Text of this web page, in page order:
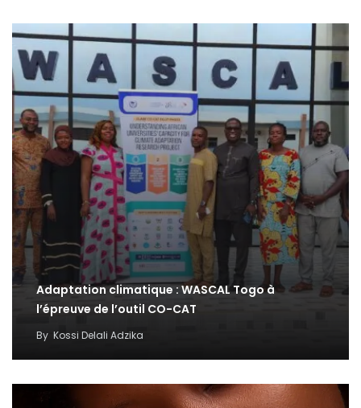
Adaptation climatique : WASCAL Togo à
l’épreuve de l’outil CO-CAT
By Kossi Delali Adzika